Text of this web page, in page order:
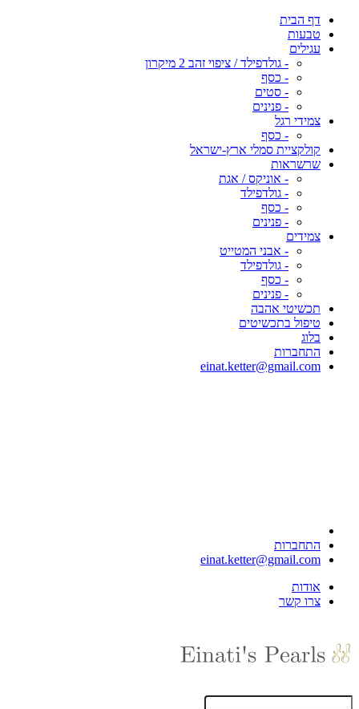
דף הבית
טבעות
עגילים
- גולדפילד / ציפוי זהב 2 מיקרון
- כסף
- סטים
- פנינים
צמידי רגל
- כסף
קולקציית סמלי ארץ-ישראל
שרשראות
- אוניקס / אגת
- גולדפילד
- כסף
- פנינים
צמידים
- אבני המטייט
- גולדפילד
- כסף
- פנינים
תכשיטי אהבה
טיפול בתכשיטים
בלוג
התחברות
einat.ketter@gmail.com
התחברות
einat.ketter@gmail.com
אודות
צרו קשר